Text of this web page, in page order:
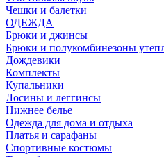
Чешки и балетки
ОДЕЖДА
Брюки и джинсы
Брюки и полукомбинезоны
Дождевики
Комплекты
Купальники
Лосины и леггинсы
Нижнее белье
Одежда для дома и отдыха
Платья и сарафаны
Спортивные костюмы